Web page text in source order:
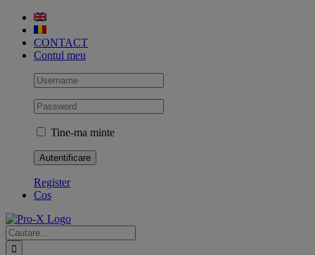
Skip
contentCONTACT
Contul meu
Tine-ma minte
Register
Cos
Cautare...